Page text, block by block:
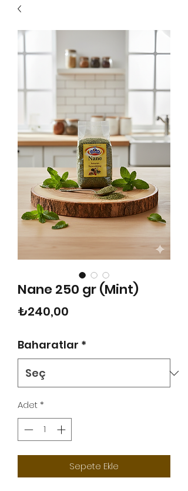
Nane 250 gr (Mint)
₺240,00
Baharatlar *
Adet*
Sepete Ekle